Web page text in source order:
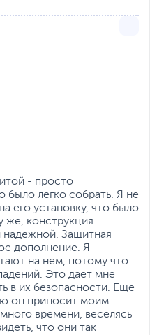
- просто
было легко собрать. Я не
его установку, что было
же, конструкция
надежной. Защитная
дополнение. Я
на нем, потому что
Это дает мне
в их безопасности. Еще
он приносит моим
времени, веселясь
что они так